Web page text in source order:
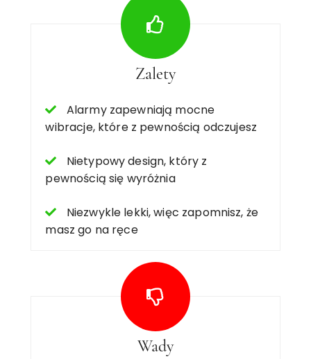
Zalety
Alarmy zapewniają mocne
wibracje, które z pewnością odczujesz
Nietypowy design, który z
pewnością się wyróżnia
Niezwykle lekki, więc zapomnisz, że
masz go na ręce
Wady